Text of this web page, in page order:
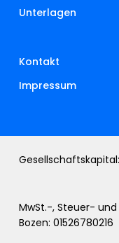
Unterlagen
Kontakt
Impressum
MwSt.-, Steuer-
Bozen: 01526780216